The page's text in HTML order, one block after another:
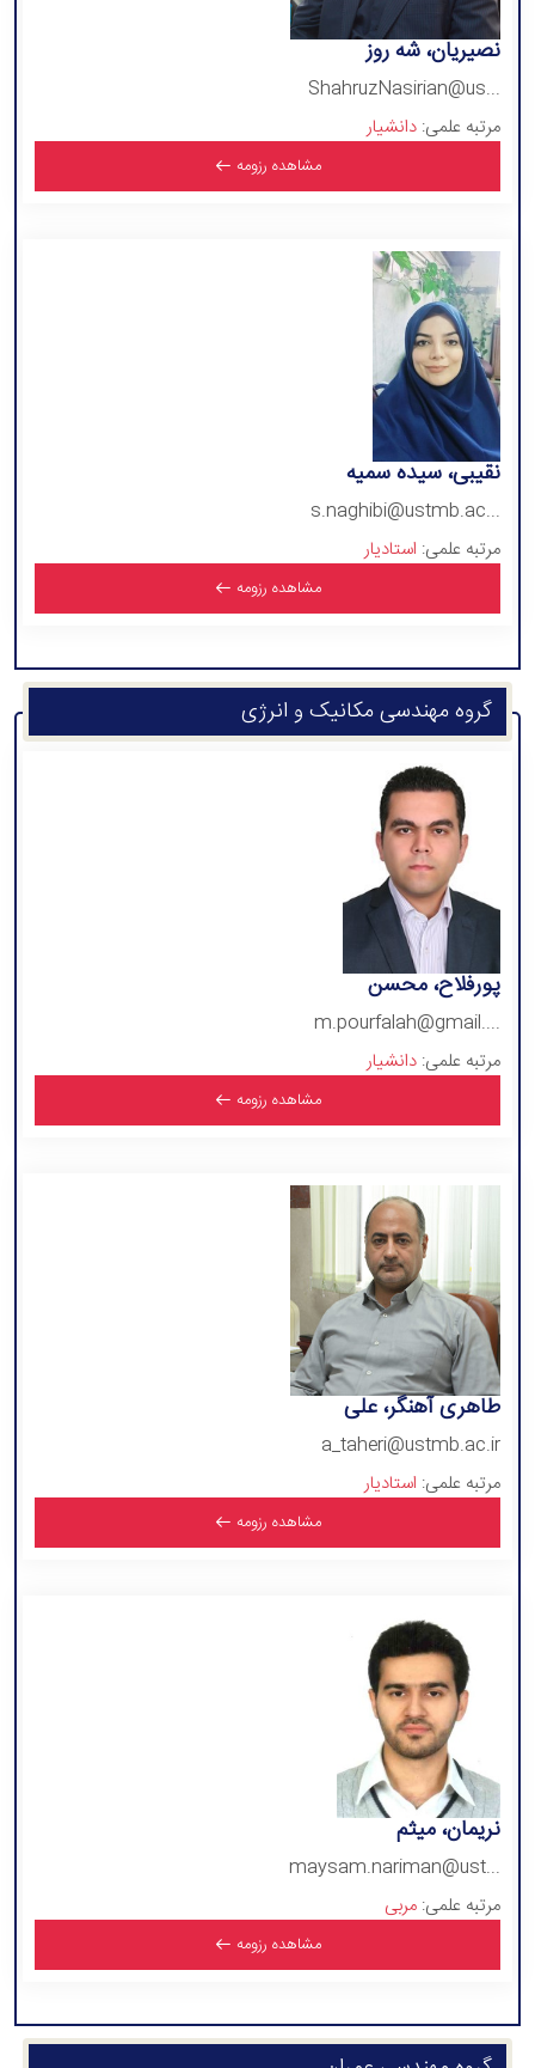
نصیریان، شه روز
ShahruzNasirian@us...
مرتبه علمی: دانشیار
مشاهده رزومه
نقیبی، سیده سمیه
s.naghibi@ustmb.ac...
مرتبه علمی: استادیار
مشاهده رزومه
گروه مهندسی مکانیک و انرژی
پورفلاح، محسن
m.pourfalah@gmail....
مرتبه علمی: دانشیار
مشاهده رزومه
طاهری آهنگر، علی
a_taheri@ustmb.ac.ir
مرتبه علمی: استادیار
مشاهده رزومه
نریمان، میثم
maysam.nariman@ust...
مرتبه علمی: مربی
مشاهده رزومه